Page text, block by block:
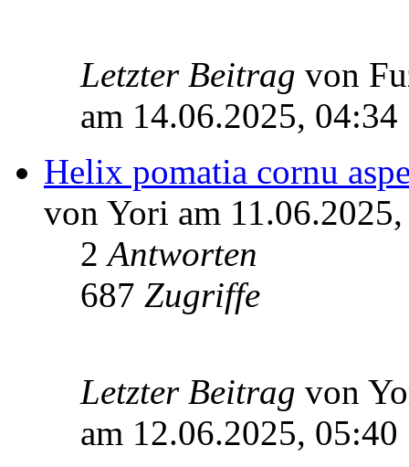
Letzter Beitrag von
am 14.06.2025, 04:34
Helix pomatia cornu
von Yori am
2Antworten
687 Zugriffe
Letzter Beitrag von
am 12.06.2025, 05:40